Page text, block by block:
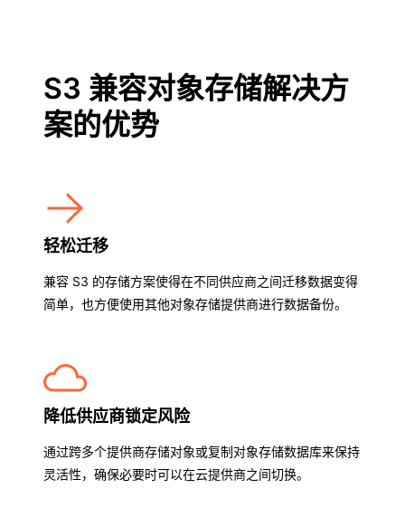
S3 兼容对象存储解决方
案的优势
轻松迁移
兼容 S3 的存储方案使得在不同供应商之间迁移数据变得
简单，也方便使用其他对象存储提供商进行数据备份。
降低供应商锁定风险
通过跨多个提供商存储对象或复制对象存储数据库来保持
灵活性，确保必要时可以在云提供商之间切换。